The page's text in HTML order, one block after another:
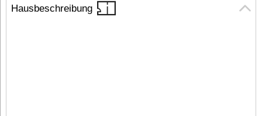
Hausbeschreibung